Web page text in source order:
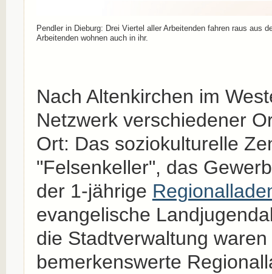
Pendler in Dieburg: Drei Viertel aller Arbeitenden fahren raus aus
Arbeitenden wohnen auch in ihr.
Nach Altenkirchen im
Netzwerk verschiedener
Ort: Das soziokulturelle
"Felsenkeller", das
der 1-jährige
evangelische
die Stadtverwaltung
bemerkenswerte